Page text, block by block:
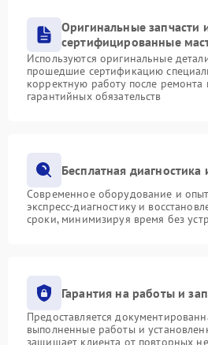
Оригинальные запчасти
сертифицированные
Используются оригинальные
прошедшие сертификацию
корректную работу после ремонта
гарантийных обязательств
Бесплатная
Современное оборудование и
экспресс-диагностику и
сроки, минимизируя время без
Гарантия на работы и
Предоставляется
выполненные работы и
защищает клиента от повторных